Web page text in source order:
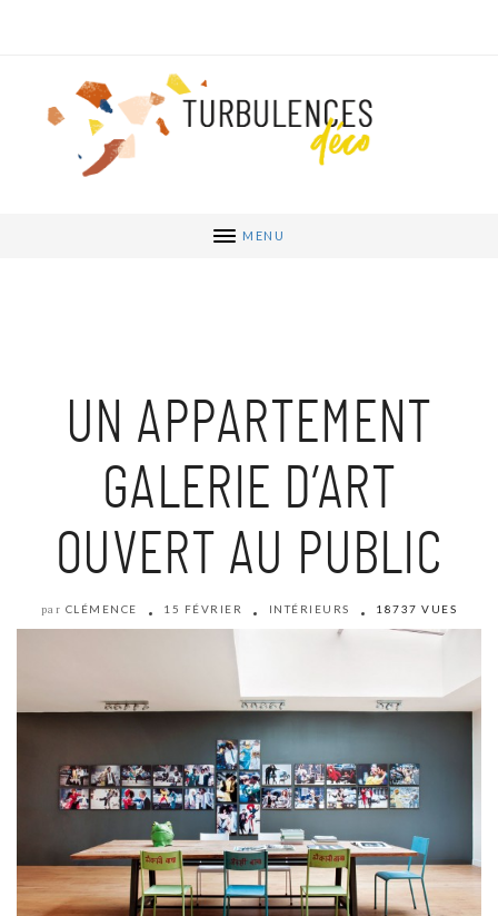
MENU
UN APPARTEMENT
GALERIE D’ART
OUVERT AU PUBLIC
par CLÉMENCE 15 FÉVRIER INTÉRIEURS 18737 VUES